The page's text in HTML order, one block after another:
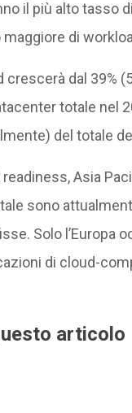
il più alto tasso
di
dal 39%
totale nel
del totale
Asia
sono
Solo l’Europa
di cloud-
articolo